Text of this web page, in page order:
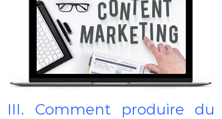
III. Comment produire du